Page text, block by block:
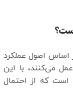
اساس اصول عملکرد
می‌کنند، با این
است که از احتمال